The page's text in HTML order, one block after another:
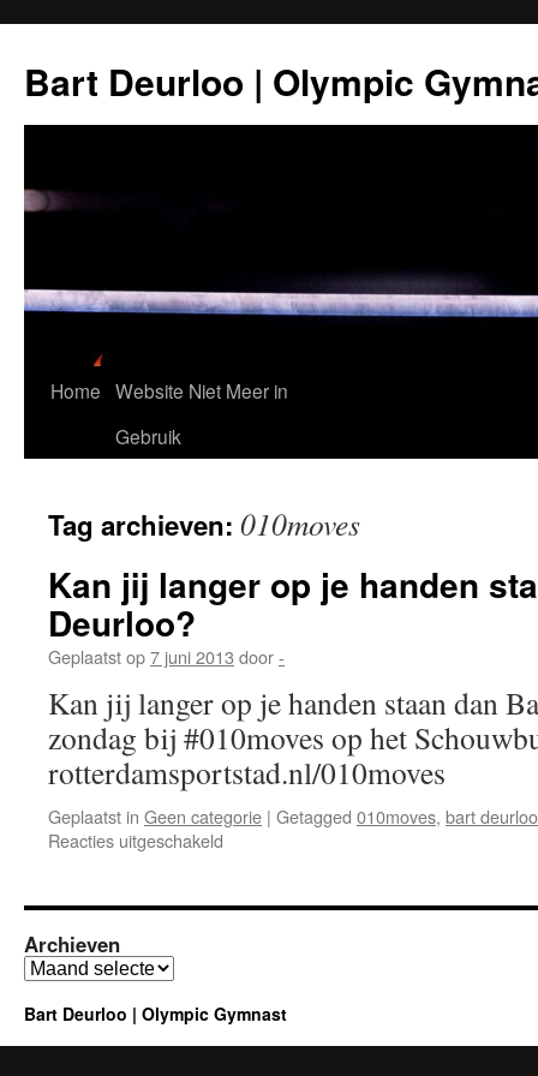
de
inhoud
Bart Deurloo | Olympic
Home Website Niet Meer in
Gebruik
Tag archieven: 010moves
Kan jij langer op je handen
Deurloo?
Geplaatst op7 juni 2013 door-
Kan jij langer op je handen staan dan
zondag bij #010moves op het
rotterdamsportstad.nl/010moves
Geplaatst in Geen categorie | Getagged 010moves, bart deurloo
Reacties uitgeschakeld
langer
staan
dan
Archieven
Archieven
Bart Deurloo | Olympic Gymnast